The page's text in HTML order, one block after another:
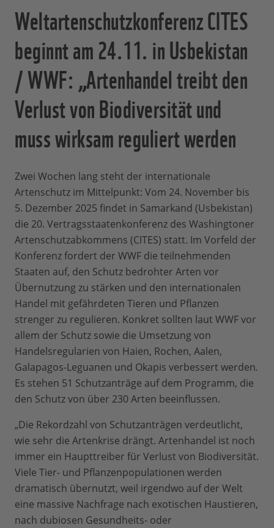
Weltartenschutzkonferenz CITES
beginnt am 24.11. in Usbekistan
/ WWF: „Artenhandel treibt den
Verlust von Biodiversität und
muss wirksam reguliert werden
Zwei Wochen lang steht der internationale
Artenschutz im Mittelpunkt: Vom 24. November bis
5. Dezember 2025 findet in Samarkand (Usbekistan)
die 20. Vertragsstaatenkonferenz des Washingtoner
Artenschutzabkommens (CITES) statt. Im Vorfeld der
Konferenz fordert der WWF die teilnehmenden
Staaten auf, den Schutz bedrohter Arten vor
Übernutzung zu stärken und den internationalen
Handel mit gefährdeten Tieren und Pflanzen
strenger zu regulieren. Konkret sollten laut WWF vor
allem der Schutz sowie die Umsetzung von
Handelsregularien von Haien, Rochen, Aalen,
Galapagos-Leguanen und Okapis verbessert werden.
Es stehen 51 Schutzanträge auf dem Programm, die
den Schutz von über 230 Arten beeinflussen.
„Die Rekordzahl von Schutzanträgen verdeutlicht,
wie sehr die Artenkrise drängt. Artenhandel ist noch
immer ein Haupttreiber für Verlust von Biodiversität.
Viele Tier- und Pflanzenpopulationen werden
dramatisch übernutzt, weil irgendwo auf der Welt
eine massive Nachfrage nach exotischen Haustieren,
nach dubiosen Gesundheits- oder